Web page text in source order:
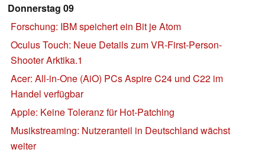
Donnerstag 09
Forschung: IBM speichert ein Bit je Atom
Oculus Touch: Neue Details zum VR-First-Person-
Shooter Arktika.1
Acer: All-in-One (AiO) PCs Aspire C24 und C22 im
Handel verfügbar
Apple: Keine Toleranz für Hot-Patching
Musikstreaming: Nutzeranteil in Deutschland wächst
weiter